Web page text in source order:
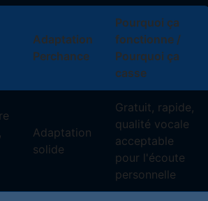
Adaptation
Perchance
Pourquoi ça
fonctionne /
Pourquoi ça
casse
Adaptation
solide
Gratuit, rapide,
qualité vocale
acceptable
pour l'écoute
personnelle